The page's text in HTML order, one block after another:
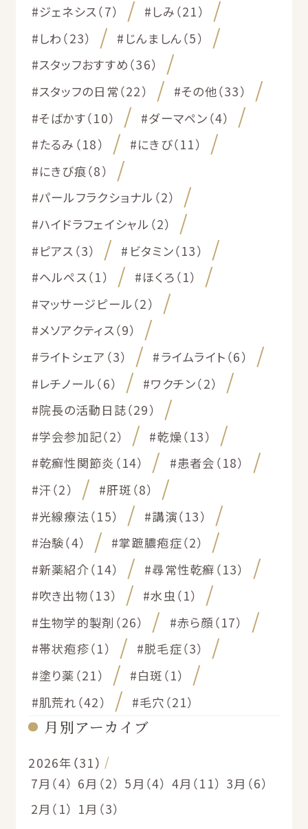
#ジェネシス（7）
#しみ（21）
#しわ（23）
#じんましん（5）
#スタッフおすすめ（36）
#スタッフの日常（22）
#その他（33）
#そばかす（10）
#ダーマペン（4）
#たるみ（18）
#にきび（11）
#にきび痕（8）
#パールフラクショナル（2）
#ハイドラフェイシャル（2）
#ピアス（3）
#ビタミン（13）
#ヘルペス（1）
#ほくろ（1）
#マッサージピール（2）
#メソアクティス（9）
#ライトシェア（3）
#ライムライト（6）
#レチノール（6）
#ワクチン（2）
#院長の活動日誌（29）
#学会参加記（2）
#乾燥（13）
#乾癬性関節炎（14）
#患者会（18）
#汗（2）
#肝斑（8）
#光線療法（15）
#講演（13）
#治験（4）
#掌蹠膿疱症（2）
#新薬紹介（14）
#尋常性乾癬（13）
#吹き出物（13）
#水虫（1）
#生物学的製剤（26）
#赤ら顔（17）
#帯状疱疹（1）
#脱毛症（3）
#塗り薬（21）
#白斑（1）
#肌荒れ（42）
#毛穴（21）
月別アーカイブ
2026年（31）
7月（4） 6月（2） 5月（4） 4月（11） 3月（6）
2月（1） 1月（3）